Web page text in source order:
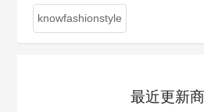
knowfashionstyle
最近更新